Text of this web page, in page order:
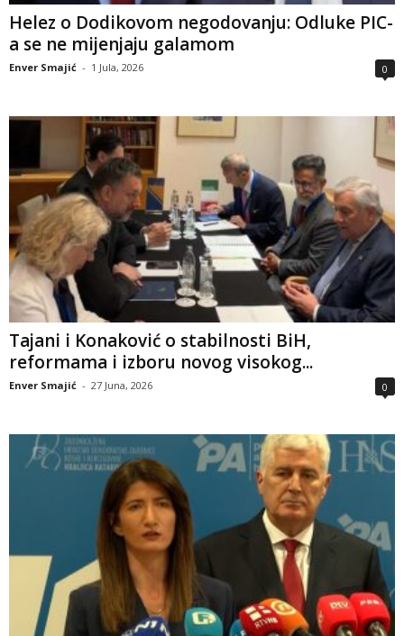
Helez o Dodikovom negodovanju: Odluke PIC-
a se ne mijenjaju galamom
Enver Smajić - 1 Jula, 2026 0
Tajani i Konaković o stabilnosti BiH,
reformama i izboru novog visokog...
Enver Smajić - 27 Juna, 2026 0